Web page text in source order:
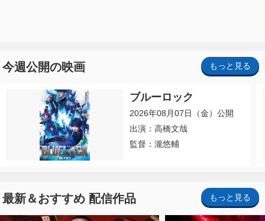
今週公開の映画 もっと見る
ブルーロック
2026年08月07日（金）公開
出演：高橋文哉
監督：瀧悠輔
最新＆おすすめ 配信作品 もっと見る